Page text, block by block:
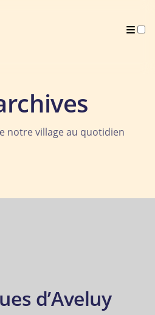
notre village au quotidien
d’Aveluy